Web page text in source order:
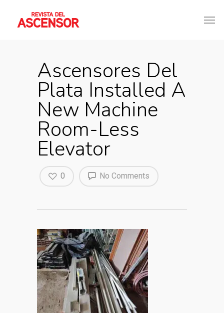
Ascensores Del
Plata Installed A
New Machine
Room-Less
Elevator
No Comments
0